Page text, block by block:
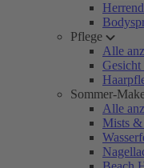
Pflege
Alle
Sommer-
Alle
Mists &